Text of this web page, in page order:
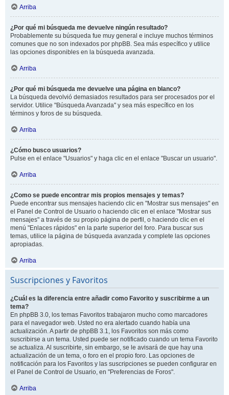
Arriba
¿Por qué mi búsqueda me devuelve ningún resultado?
Probablemente su búsqueda fue muy general e incluye muchos términos
comunes que no son indexados por phpBB. Sea más específico y utilice
las opciones disponibles en la búsqueda avanzada.
Arriba
¿Por qué mi búsqueda me devuelve una página en blanco?
La búsqueda devolvió demasiados resultados para ser procesados por el
servidor. Utilice "Búsqueda Avanzada" y sea más específico en los
términos y foros de su búsqueda.
Arriba
¿Cómo busco usuarios?
Pulse en el enlace "Usuarios" y haga clic en el enlace "Buscar un usuario".
Arriba
¿Como se puede encontrar mis propios mensajes y temas?
Puede encontrar sus mensajes haciendo clic en "Mostrar sus mensajes" en
el Panel de Control de Usuario o haciendo clic en el enlace "Mostrar sus
mensajes" a través de su propio página de perfil, o haciendo clic en el
menú "Enlaces rápidos" en la parte superior del foro. Para buscar sus
temas, utilice la página de búsqueda avanzada y complete las opciones
apropiadas.
Arriba
Suscripciones y Favoritos
¿Cuál es la diferencia entre añadir como Favorito y suscribirme a un
tema?
En phpBB 3.0, los temas Favoritos trabajaron mucho como marcadores
para el navegador web. Usted no era alertado cuando había una
actualización. A partir de phpBB 3.1, los Favoritos son más como
suscribirse a un tema. Usted puede ser notificado cuando un tema Favorito
se actualiza. Al suscribirte, sin embargo, se le avisará de que hay una
actualización de un tema, o foro en el propio foro. Las opciones de
notificación para los Favoritos y las suscripciones se pueden configurar en
el Panel de Control de Usuario, en "Preferencias de Foros".
Arriba